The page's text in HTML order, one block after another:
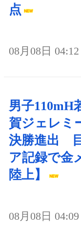
点
08月08日 04:12
男子110mH
賀ジェレミ
決勝進出
ア記録で金
陸上】
08月08日 04:09